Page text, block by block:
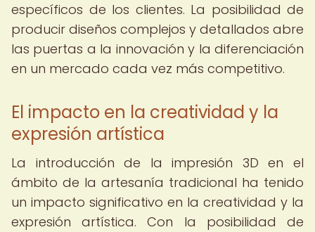
específicos de los clientes. La posibilidad de
producir diseños complejos y detallados abre
las puertas a la innovación y la diferenciación
en un mercado cada vez más competitivo.
El impacto en la creatividad y la
expresión artística
La introducción de la impresión 3D en el
ámbito de la artesanía tradicional ha tenido
un impacto significativo en la creatividad y la
expresión artística. Con la posibilidad de